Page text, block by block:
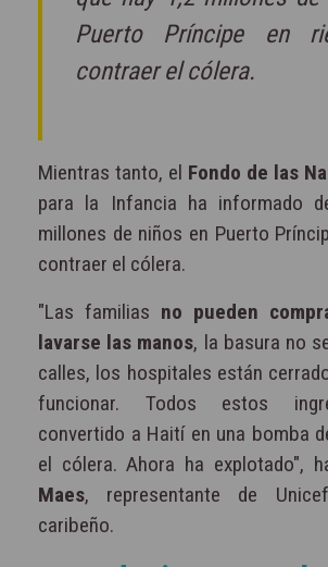
Puerto Príncipe en
contraer el cólera.
Mientras tanto, el Fondo de las
para la Infancia ha informado
millones de niños en Puerto
contraer el cólera.
"Las familias no pueden
lavarse las manos, la basura no
calles, los hospitales están
funcionar. Todos estos
convertido a Haití en una bomba
el cólera. Ahora ha explotado",
Maes, representante de
caribeño.